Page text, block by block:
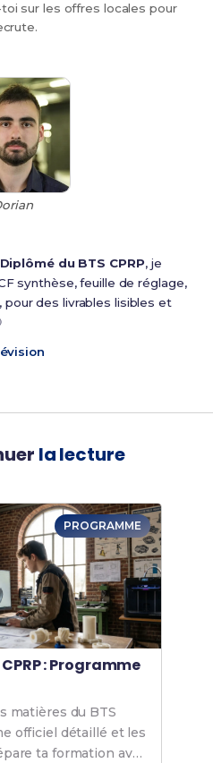
sur les offres locales pour
Diplômé du BTS CPRP, je
synthèse, feuille de réglage,
des livrables lisibles et
la lecture
PROGRAMME
: Programme
matières du BTS
officiel détaillé et les
ta formation avec